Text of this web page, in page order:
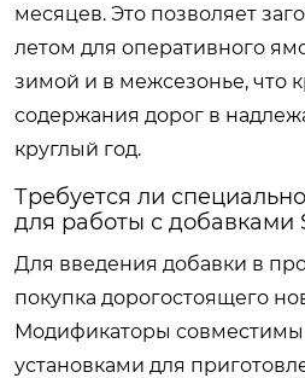
месяцев. Это позволяет
летом для оперативного
зимой и в межсезонье, что
содержания дорог в
круглый год.
Требуется ли
для работы с добавками
Для введения добавки в
покупка дорогостоящего
Модификаторы совместимы
установками для